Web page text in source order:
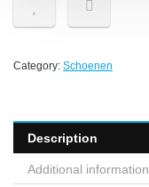
Category: Schoenen
Description
Additional information